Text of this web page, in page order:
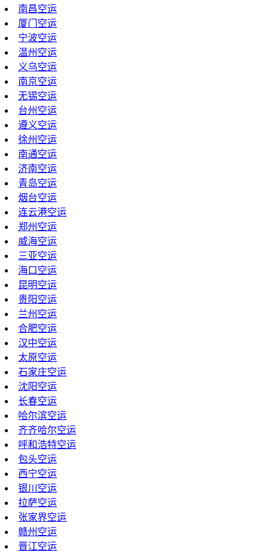
南昌空运
厦门空运
宁波空运
温州空运
义乌空运
南京空运
无锡空运
台州空运
遵义空运
徐州空运
南通空运
济南空运
青岛空运
烟台空运
连云港空运
郑州空运
威海空运
三亚空运
海口空运
昆明空运
贵阳空运
兰州空运
合肥空运
汉中空运
太原空运
石家庄空运
沈阳空运
长春空运
哈尔滨空运
齐齐哈尔空运
呼和浩特空运
包头空运
西宁空运
银川空运
拉萨空运
张家界空运
赣州空运
晋江空运